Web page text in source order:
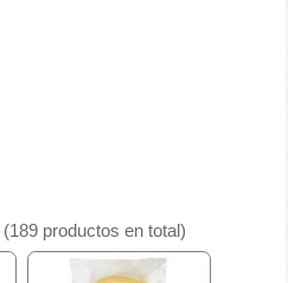
(189 productos en total)